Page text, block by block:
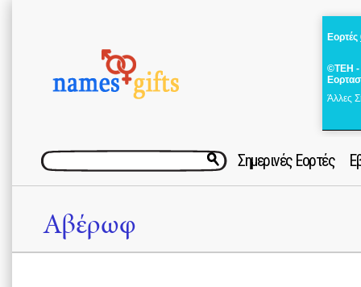
Εορτές
©ΤΕΗ -
Άλλες
Σημερινές Εορτές
Αβέρωφ